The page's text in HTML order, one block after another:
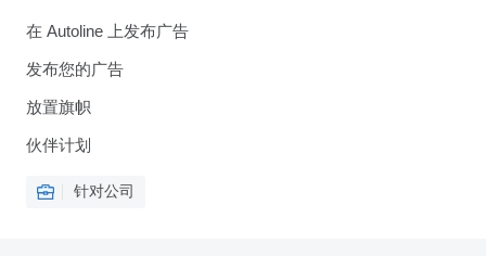
在 Autoline 上发布广告
发布您的广告
放置旗帜
伙伴计划
针对公司